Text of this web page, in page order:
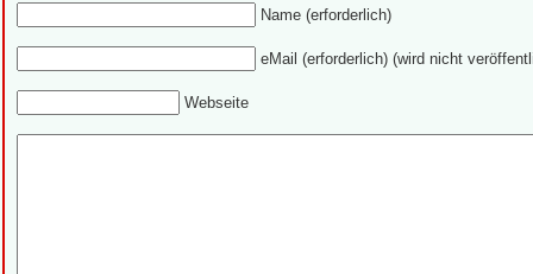
Name (erforderlich)
eMail (erforderlich) (wird nicht
Webseite